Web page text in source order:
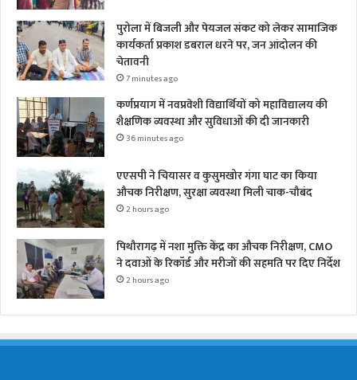
पुरोला में बिजली और पेयजल संकट को लेकर सामाजिक
कार्यकर्ता प्रकाश डबराल धरने पर, जन आंदोलन की
चेतावनी
7 minutes ago
कर्णप्रयाग में नवप्रवेशी विद्यार्थियों को महाविद्यालय की
शैक्षणिक व्यवस्था और सुविधाओं की दी जानकारी
36 minutes ago
एएसपी ने चियासर व कुसुमखोर गंगा घाट का किया
औचक निरीक्षण, सुरक्षा व्यवस्था मिली चाक-चौबंद
2 hours ago
पिथौरागढ़ में नशा मुक्ति केंद्र का औचक निरीक्षण, CMO
ने दवाओं के रिकॉर्ड और मरीजों की सहमति पर दिए निर्देश
2 hours ago